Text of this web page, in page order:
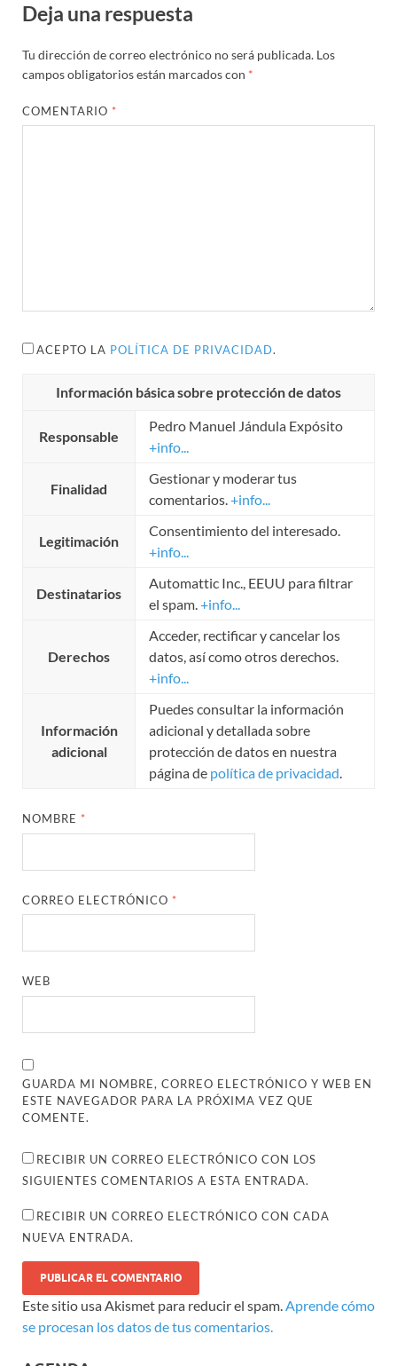
Deja una respuesta
Tu dirección de correo electrónico no será publicada. Los
campos obligatorios están marcados con *
COMENTARIO *
ACEPTO LA POLÍTICA DE PRIVACIDAD.
Información básica sobre protección de datos
Responsable
Pedro Manuel Jándula Expósito
+info...
Finalidad
Gestionar y moderar tus
comentarios.+info...
Legitimación
Consentimiento del interesado.
+info...
Destinatarios
Automattic Inc., EEUU para filtrar
el spam.+info...
Derechos
Acceder, rectificar y cancelar los
datos, así como otros derechos.
+info...
Información
adicional
Puedes consultar la información
adicional y detallada sobre
protección de datos en nuestra
página de política de privacidad.
NOMBRE *
CORREO ELECTRÓNICO *
WEB
GUARDA MI NOMBRE, CORREO ELECTRÓNICO Y WEB EN
ESTE NAVEGADOR PARA LA PRÓXIMA VEZ QUE
COMENTE.
RECIBIR UN CORREO ELECTRÓNICO CON LOS
SIGUIENTES COMENTARIOS A ESTA ENTRADA.
RECIBIR UN CORREO ELECTRÓNICO CON CADA
NUEVA ENTRADA.
Este sitio usa Akismet para reducir el spam.Aprende cómo
se procesan los datos de tus comentarios.